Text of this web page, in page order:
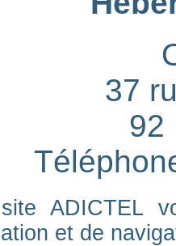
37
92
ADICTEL
et de